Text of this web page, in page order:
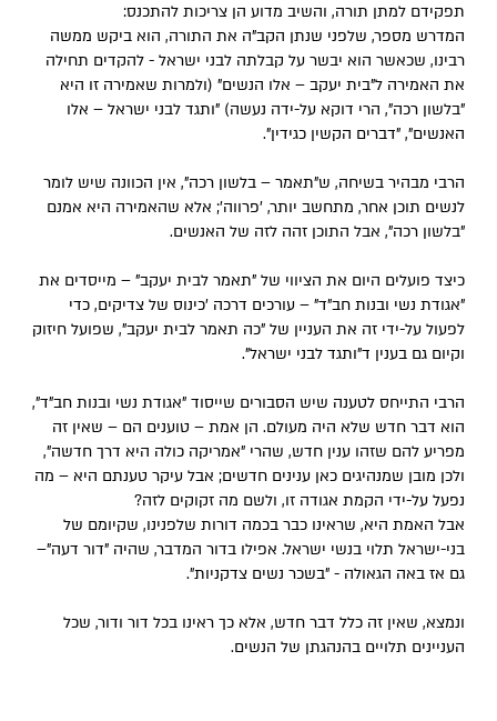
תפקידם למתן תורה, והשיב מדוע הן צריכות להתכנס:
המדרש מספר, שלפני שנתן הקב"ה את התורה, הוא ביקש ממשה
רבינו, שכאשר הוא יבשר על קבלתה לבני ישראל - להקדים תחילה
את האמירה ל"בית יעקב – אלו הנשים" (ולמרות שאמירה זו היא
"בלשון רכה", הרי דוקא על-ידה נעשה) "ותגד לבני ישראל – אלו
האנשים", "דברים הקשין כגידין".
הרבי מבהיר בשיחה, ש"תאמר – בלשון רכה", אין הכוונה שיש לומר
לנשים תוכן אחר, מתחשב יותר, 'פרווה'; אלא שהאמירה היא אמנם
"בלשון רכה", אבל התוכן זהה לזה של האנשים.
כיצד פועלים היום את הציווי של "תאמר לבית יעקב" – מייסדים את
"אגודת נשי ובנות חב"ד" – עורכים דרכה 'כינוס של צדיקים, כדי
לפעול על-ידי זה את העניין של "כה תאמר לבית יעקב", שפועל חיזוק
וקיום גם בענין ד"ותגד לבני ישראל".
הרבי התייחס לטענה שיש הסבורים שייסוד "אגודת נשי ובנות חב"ד",
הוא דבר חדש שלא היה מעולם. הן אמת – טוענים הם – שאין זה
מפריע להם שזהו ענין חדש, שהרי "אמריקה כולה היא דרך חדשה",
ולכן מובן שמנהיגים כאן ענינים חדשים; אבל עיקר טענתם היא – מה
נפעל על-ידי הקמת אגודה זו, ולשם מה זקוקים לזה?
אבל האמת היא, שראינו כבר בכמה דורות שלפנינו, שקיומם של
בני-ישראל תלוי בנשי ישראל. אפילו בדור המדבר, שהיה "דור דעה"–
גם אז באה הגאולה - "בשכר נשים צדקניות".
ונמצא, שאין זה כלל דבר חדש, אלא כך ראינו בכל דור ודור, שכל
העניינים תלויים בהנהגתן של הנשים.